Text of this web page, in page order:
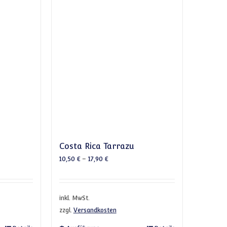
Costa Rica Tarrazu
10,50 €– 17,90 €
inkl. MwSt.
zzgl. Versandkosten